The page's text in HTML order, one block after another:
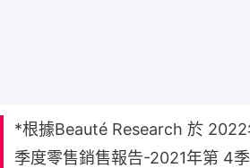
*根據Beauté Research 於 2022
季度零售銷售報告-2021年第 4